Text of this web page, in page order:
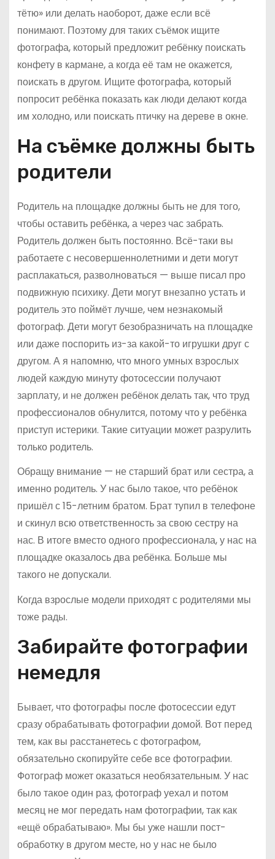
тётю» или делать наоборот, даже если всё
понимают. Поэтому для таких съёмок ищите
фотографа, который предложит ребёнку поискать
конфету в кармане, а когда её там не окажется,
поискать в другом. Ищите фотографа, который
попросит ребёнка показать как люди делают когда
им холодно, или поискать птичку на дереве в окне.
На съёмке должны быть
родители
Родитель на площадке должны быть не для того,
чтобы оставить ребёнка, а через час забрать.
Родитель должен быть постоянно. Всё-таки вы
работаете с несовершеннолетними и дети могут
расплакаться, разволноваться — выше писал про
подвижную психику. Дети могут внезапно устать и
родитель это поймёт лучше, чем незнакомый
фотограф. Дети могут безобразничать на площадке
или даже поспорить из-за какой-то игрушки друг с
другом. А я напомню, что много умных взрослых
людей каждую минуту фотосессии получают
зарплату, и не должен ребёнок делать так, что труд
профессионалов обнулится, потому что у ребёнка
приступ истерики. Такие ситуации может разрулить
только родитель.
Обращу внимание — не старший брат или сестра, а
именно родитель. У нас было такое, что ребёнок
пришёл с 15-летним братом. Брат тупил в телефоне
и скинул всю ответственность за свою сестру на
нас. В итоге вместо одного профессионала, у нас на
площадке оказалось два ребёнка. Больше мы
такого не допускали.
Когда взрослые модели приходят с родителями мы
тоже рады.
Забирайте фотографии
немедля
Бывает, что фотографы после фотосессии едут
сразу обрабатывать фотографии домой. Вот перед
тем, как вы расстанетесь с фотографом,
обязательно скопируйте себе все фотографии.
Фотограф может оказаться необязательным. У нас
было такое один раз, фотограф уехал и потом
месяц не мог передать нам фотографии, так как
«ещё обрабатываю». Мы бы уже нашли пост-
обработку в другом месте, но у нас не было